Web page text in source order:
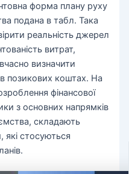
форма плану руху
подана в табл. Така
реальність джерел
витрат,
визначити
позикових коштах. На
фінансової
з основних напрямків
складають
які стосуються